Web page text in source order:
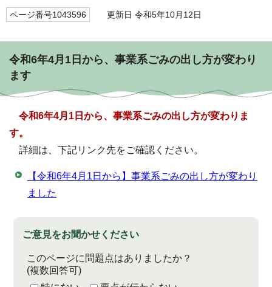
ページ番号1043596 更新日 令和5年10月12日
令和6年4月1日から、事業系ごみの出し方が変わり
ます
令和6年4月1日から、事業系ごみの出し方が変わりま
す。
詳細は、下記リンク先をご確認ください。
【令和6年4月1日から】事業系ごみの出し方が変わり
ました
ご意見をお聞かせください
このページに問題点はありましたか？
(複数回答可)